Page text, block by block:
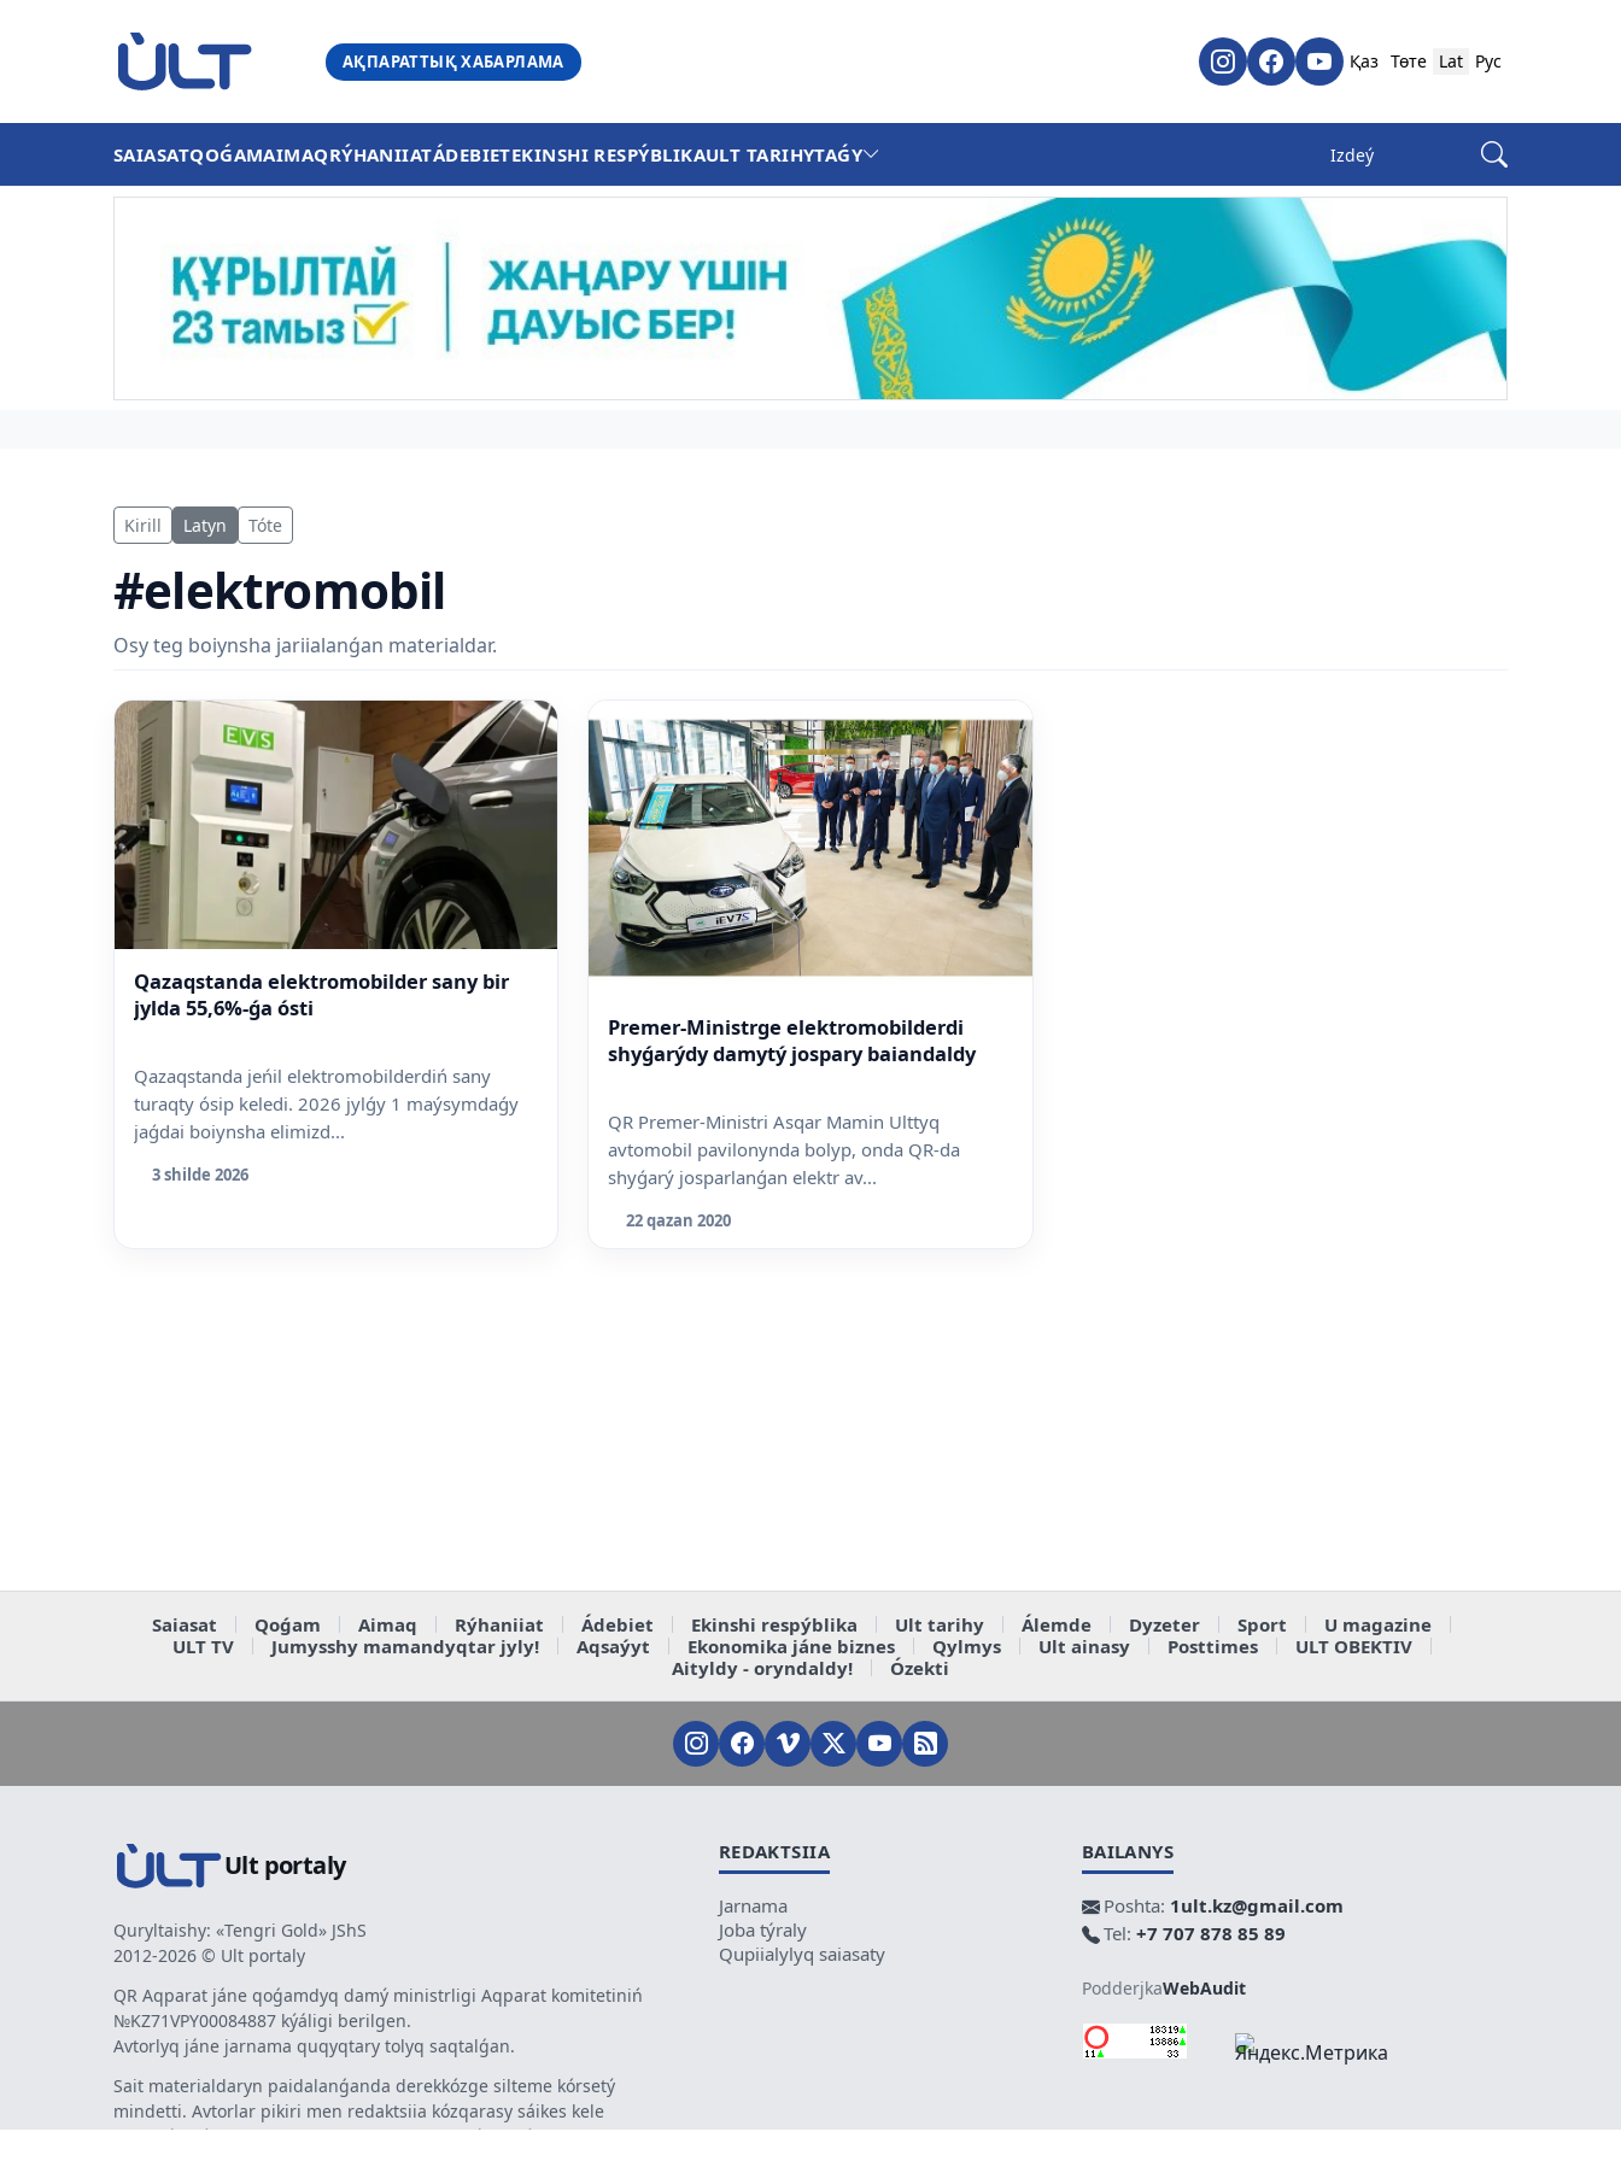
АҚПАРАТТЫҚ ХАБАРЛАМА Қаз Төте Lat Рус
SAIASATQOǴAMAIMAQRÝHANIIATÁDEBIETEKINSHI RESPÝBLIKAULT TARIHYTAǴY
Kirill Latyn Tóte
#elektromobil
Osy teg boiynsha jariialanǵan materialdar.
Qazaqstanda elektromobilder sany bir
jylda 55,6%-ǵa ósti
Qazaqstanda jeńil elektromobilderdiń sany
turaqty ósip keledi. 2026 jylǵy 1 maýsymdaǵy
jaǵdai boiynsha elimizd...
3 shilde 2026
Premer-Ministrge elektromobilderdi
shyǵarýdy damytý jospary baiandaldy
QR Premer-Ministri Asqar Mamin Ulttyq
avtomobil pavilonynda bolyp, onda QR-da
shyǵarý josparlanǵan elektr av...
22 qazan 2020
Saiasat Qoǵam Aimaq Rýhaniiat Ádebiet Ekinshi respýblika Ult tarihy Álemde Dyzeter Sport
U magazine
ULT TV
Jumysshy mamandyqtar jyly! Aqsaýyt Ekonomika jáne biznes Qylmys Ult ainasy Posttimes
ULT OBEKTIV
Aityldy - oryndaldy!
Ózekti
Ult portaly
Quryltaishy: «Tengri Gold» JShS
2012-2026 © Ult portaly
QR Aqparat jáne qoǵamdyq damý ministrligi Aqparat komitetiniń
№KZ71VPY00084887 kýáligi berilgen.
Avtorlyq jáne jarnama quqyqtary tolyq saqtalǵan.
Sait materialdaryn paidalanǵanda derekkózge silteme kórsetý
mindetti. Avtorlar pikiri men redaktsiia kózqarasy sáikes kele
bermeýi múmkin. Jarnama men habarlandyrýlardyń mazmunyna
REDAKTSIIA
Jarnama
Joba týraly
Qupiialylyq saiasaty
BAILANYS
Poshta: 1ult.kz@gmail.com
Tel: +7 707 878 85 89
PodderjkaWebAudit